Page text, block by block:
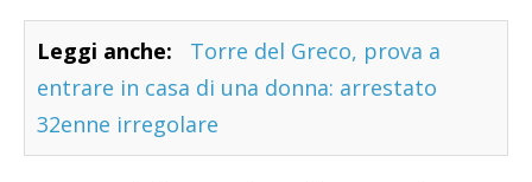
Leggi anche:
Torre del Greco, prova a
entrare in casa di una donna: arrestato
32enne irregolare